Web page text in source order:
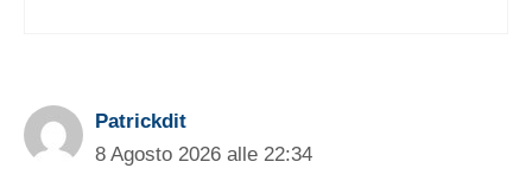
Patrickdit
8 Agosto 2026 alle 22:34